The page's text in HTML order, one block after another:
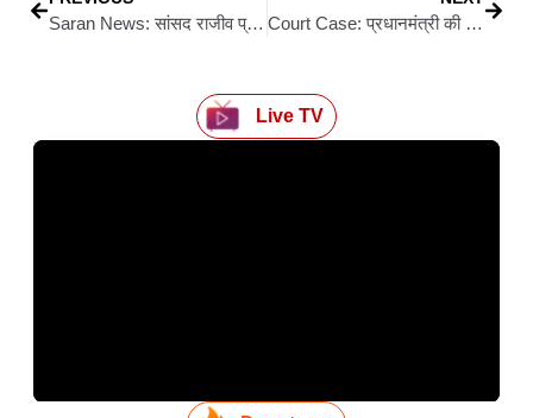
Saran News: सांसद राजीव प्रताप रूडी के नेतृत्व में एकमा से शुरू हुई विधानसभा स्तरीय सांगा यात्रा Court Case: प्रधानमंत्री की माता पर आपत्तिजनक टिप्पणी का आरोप, बेतिया कोर्ट में राहुल गांधी समेत कई नेताओं पर परिवाद
Live TV